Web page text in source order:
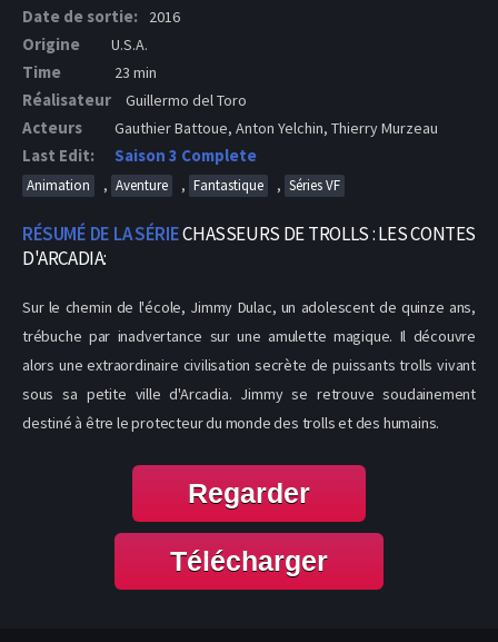
Date de sortie: 2016
Origine U.S.A.
Time 23 min
Réalisateur Guillermo del Toro
Acteurs Gauthier Battoue, Anton Yelchin, Thierry Murzeau
Last Edit: Saison 3 Complete
Animation , Aventure , Fantastique , Séries VF
RÉSUMÉ DE LA SÉRIECHASSEURS DE TROLLS : LES CONTES
D'ARCADIA:
Sur le chemin de l'école, Jimmy Dulac, un adolescent de quinze ans,
trébuche par inadvertance sur une amulette magique. Il découvre
alors une extraordinaire civilisation secrète de puissants trolls vivant
sous sa petite ville d'Arcadia. Jimmy se retrouve soudainement
destiné à être le protecteur du monde des trolls et des humains.
Regarder
Télécharger